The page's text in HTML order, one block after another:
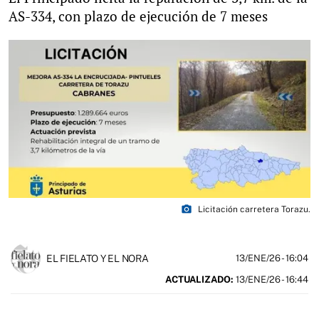
AS-334, con plazo de ejecución de 7 meses
photo_camera Licitación carretera Torazu.
EL FIELATO Y EL NORA 13/ENE/26- 16:04
ACTUALIZADO: 13/ENE/26 - 16:44